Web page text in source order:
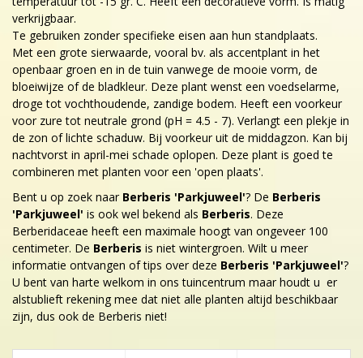
verkrijgbaar.
Te gebruiken zonder specifieke eisen aan hun standplaats.
Met een grote sierwaarde, vooral bv. als accentplant in het
openbaar groen en in de tuin vanwege de mooie vorm, de
bloeiwijze of de bladkleur. Deze plant wenst een voedselarme,
droge tot vochthoudende, zandige bodem. Heeft een voorkeur
voor zure tot neutrale grond (pH = 4.5 - 7). Verlangt een plekje in
de zon of lichte schaduw. Bij voorkeur uit de middagzon. Kan bij
nachtvorst in april-mei schade oplopen. Deze plant is goed te
combineren met planten voor een 'open plaats'.
Bent u op zoek naar Berberis 'Parkjuweel'? De Berberis
'Parkjuweel' is ook wel bekend als Berberis. Deze
Berberidaceae heeft een maximale hoogt van ongeveer 100
centimeter. De Berberis is niet wintergroen. Wilt u meer
informatie ontvangen of tips over deze Berberis 'Parkjuweel'?
U bent van harte welkom in ons tuincentrum maar houdt u er
alstublieft rekening mee dat niet alle planten altijd beschikbaar
zijn, dus ook de Berberis niet!